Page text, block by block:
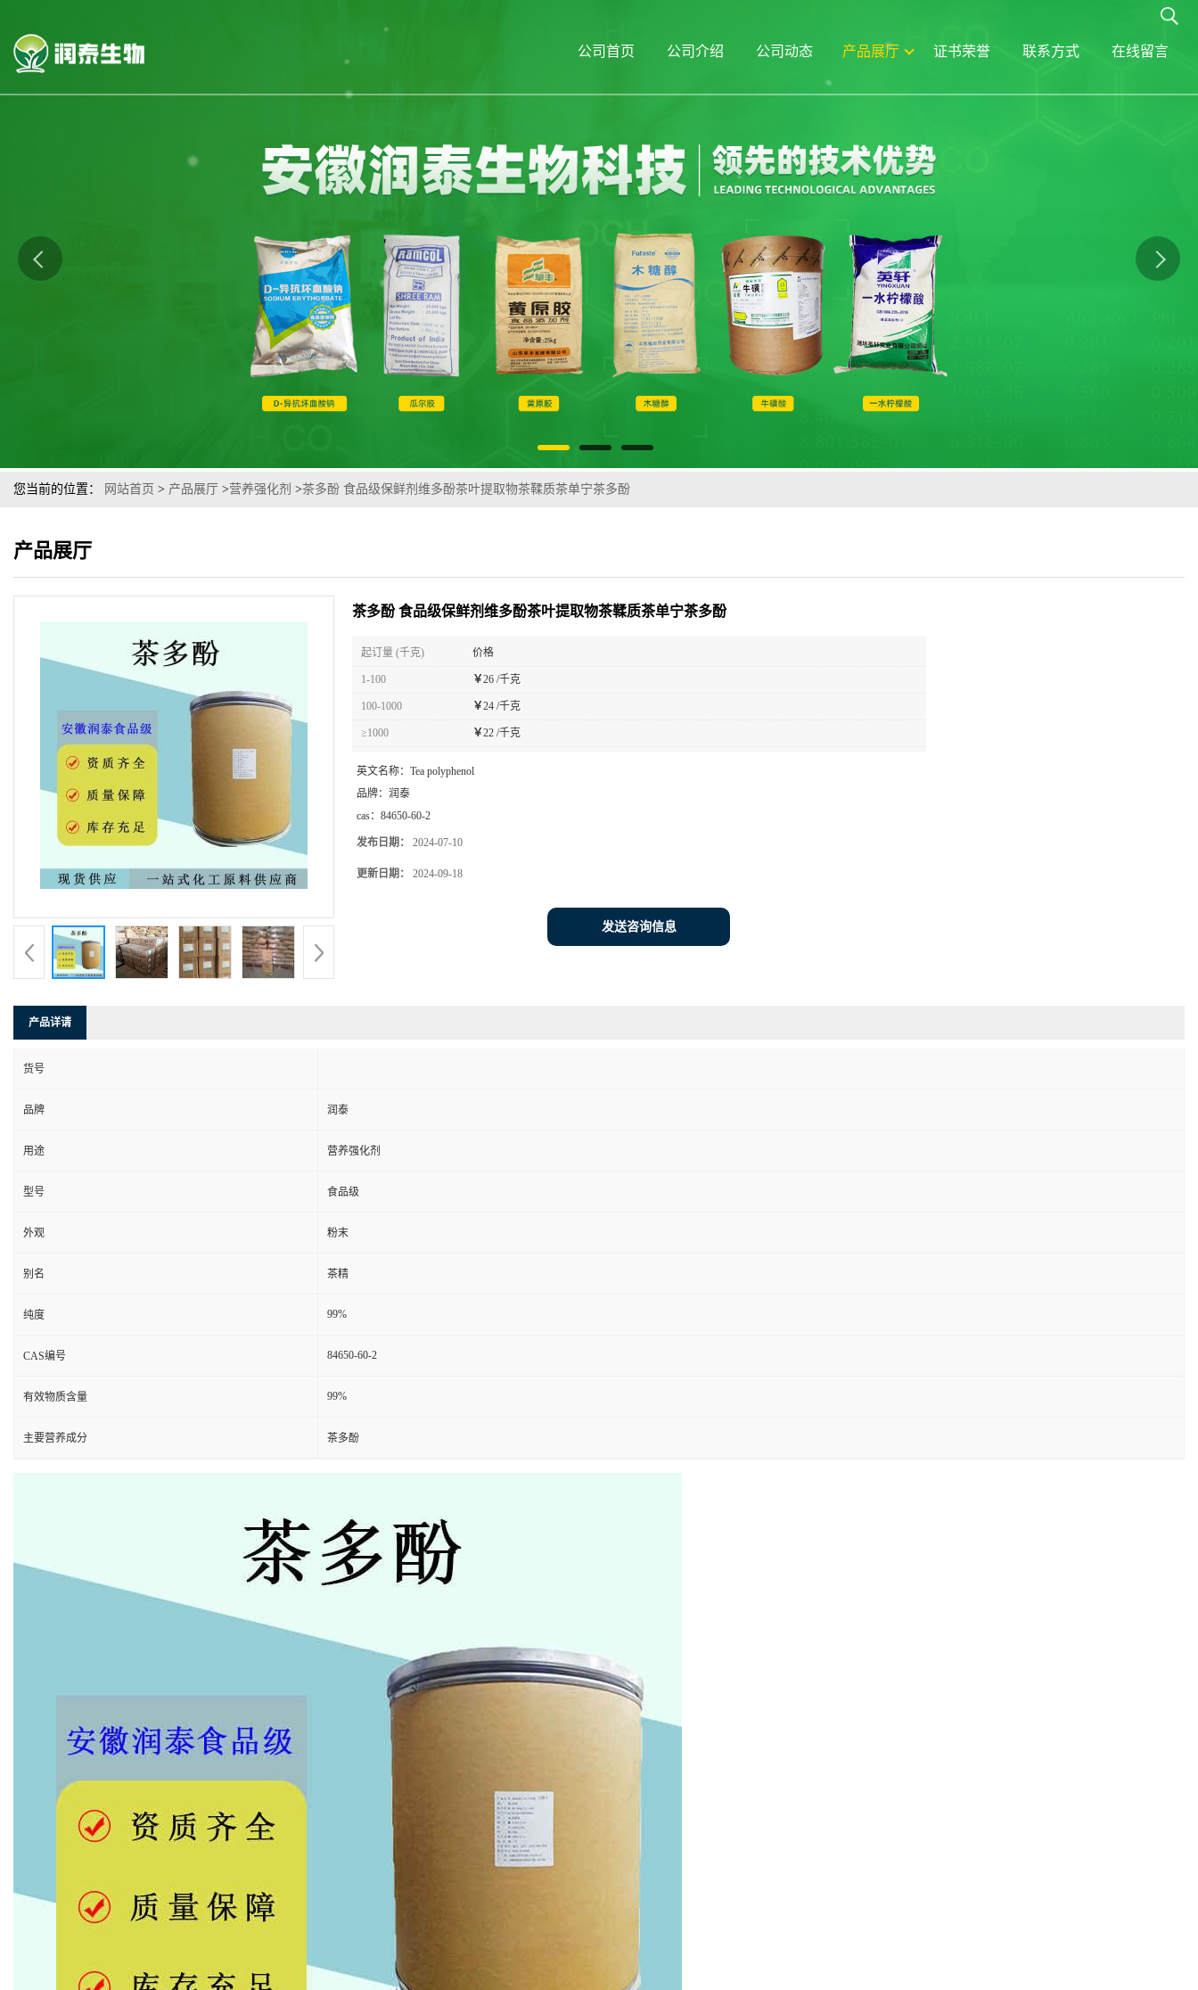
公司首页 公司介绍 公司动态 产品展厅 证书荣誉 联系方式 在线留言
您当前的位置： 网站首页 > 产品展厅 >营养强化剂 >茶多酚 食品级保鲜剂维多酚茶叶提取物茶鞣质茶单宁茶多酚
产品展厅
茶多酚 食品级保鲜剂维多酚茶叶提取物茶鞣质茶单宁茶多酚
起订量 (千克) 价格
1-100 ￥26 /千克
100-1000 ￥24 /千克
≥1000 ￥22 /千克
英文名称： Tea polyphenol
品牌： 润泰
cas： 84650-60-2
发布日期： 2024-07-10
更新日期： 2024-09-18
发送咨询信息
产品详请
货号
品牌 润泰
用途 营养强化剂
型号 食品级
外观 粉末
别名 茶精
纯度 99%
CAS编号 84650-60-2
有效物质含量 99%
主要营养成分 茶多酚